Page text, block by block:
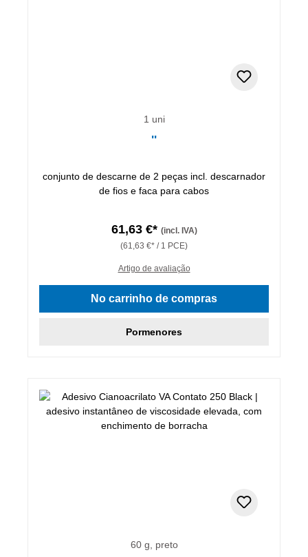
1 uni
''
conjunto de descarne de 2 peças incl. descarnador
de fios e faca para cabos
61,63 €* (incl. IVA)
(61,63 €* / 1 PCE)
Artigo de avaliação
No carrinho de compras
Pormenores
60 g, preto